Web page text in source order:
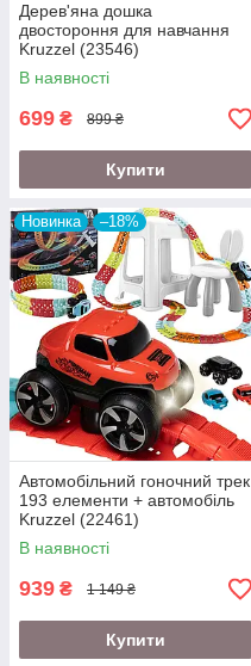
Дерев'яна дошка
двостороння для навчання
Kruzzel (23546)
В наявності
699 ₴ 899 ₴
Купити
Новинка –18%
Автомобільний гоночний трек
193 елементи + автомобіль
Kruzzel (22461)
В наявності
939 ₴ 1 149 ₴
Купити